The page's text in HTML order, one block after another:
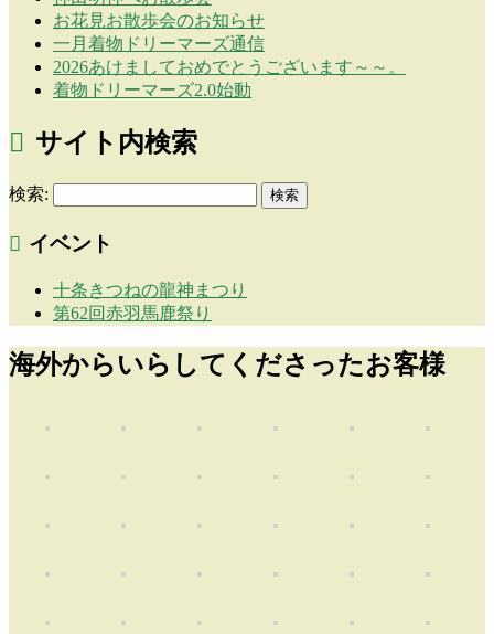
お花見お散歩会のお知らせ
一月着物ドリーマーズ通信
2026あけましておめでとうございます～～。
着物ドリーマーズ2.0始動
サイト内検索
検索:
イベント
十条きつねの龍神まつり
第62回赤羽馬鹿祭り
海外からいらしてくださったお客様